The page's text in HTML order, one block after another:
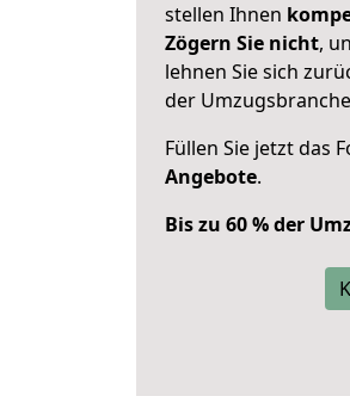
stellen Ihnen
Zögern Sie nicht,
lehnen Sie sich
der
Füllen Sie jetzt das
Angebote.
Bis zu 60 % der